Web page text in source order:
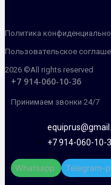
Политика
Пользовательское
2026 ©All rights reserved
+7 914-060-10-36
Принимаем звонки 24/7
+7 914-060-10-
Whatsapp Telegram-